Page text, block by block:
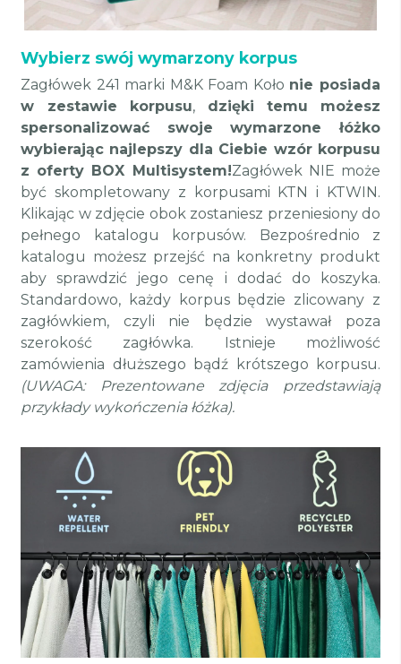
Wybierz swój wymarzony korpus
Zagłówek 241 marki M&K Foam Koło nie posiada
w zestawie korpusu, dzięki temu
możesz
spersonalizować swoje wymarzone łóżko
wybierając najlepszy dla Ciebie wzór korpusu
z oferty BOX Multisystem!Zagłówek NIE może
być skompletowany z korpusami KTN i KTWIN.
Klikając w zdjęcie obok zostaniesz przeniesiony do
pełnego katalogu korpusów. Bezpośrednio z
katalogu możesz przejść na konkretny produkt
aby sprawdzić jego cenę i dodać do koszyka.
Standardowo, każdy korpus będzie zlicowany z
zagłówkiem, czyli nie będzie wystawał poza
szerokość zagłówka.
Istnieje możliwość
zamówienia dłuższego bądź krótszego korpusu.
(UWAGA: Prezentowane zdjęcia przedstawiają
przykłady wykończenia łóżka).